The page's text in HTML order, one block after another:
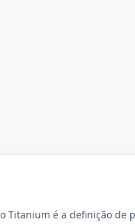
Titanium é a definição de